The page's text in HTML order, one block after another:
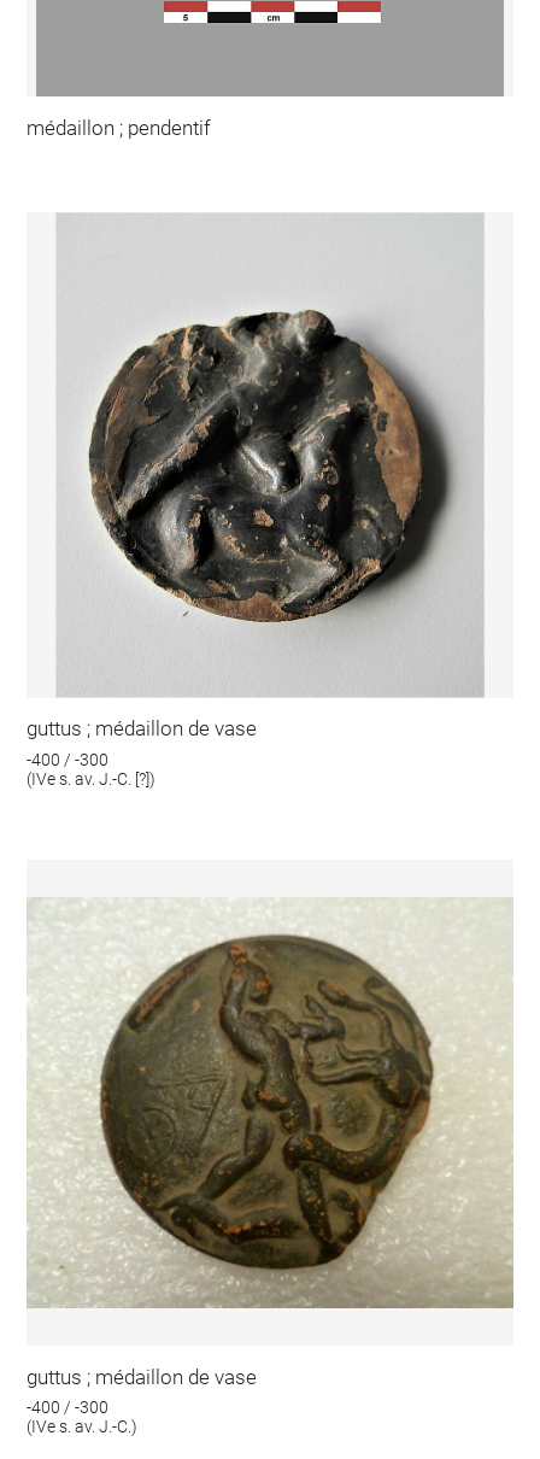
médaillon ; pendentif
guttus ; médaillon de vase
-400 / -300
(IVe s. av. J.-C. [?])
guttus ; médaillon de vase
-400 / -300
(IVe s. av. J.-C.)